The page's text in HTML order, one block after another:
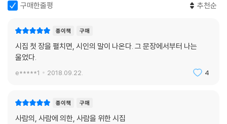
서 사람 그 자체에 관해 이야기했다면, ‘너’와의 이야기 「않는다」에서는 사
는 BGM을 재생하고, 그 리듬까지 독서인 양 읽어 내려가다 보면, 화자의
감정에 동화되고 나아가 그 감정에 눅진하게 녹아드는 경험에 이르기도 한
다. 시인은 『나는 이름이 있었다』를 통해 사회 속의 사람, 역할을 수행하는
사람, ‘나’로서의 사람뿐 아니라 ‘사람’과 ‘사람’ 사이의 ‘사람’, 그리고 그 내
“나도 모르게 나에게 영향을 주는 사람들을 기록하고자 했다.”
구매한줄평 추천순
종이책 구매
시집 첫 장을 펼치면, 시인의 말이 나온다. 그 문장에서부터 나는
울었다.
e*****1 2018.09.22. 4
종이책 구매
사람의, 사람에 의한, 사람을 위한 시집